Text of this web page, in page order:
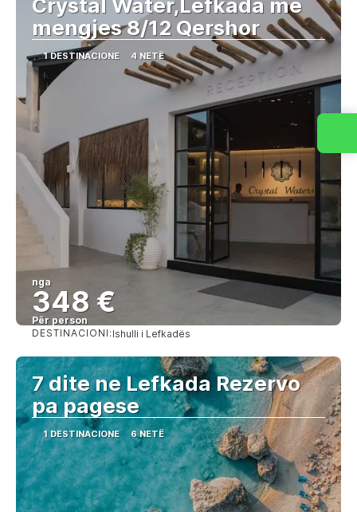
Crystal Water,Lefkada me
mengjes 8/12 Qershor
1 DESTINACIONE 4 NETË
nga
348 €
Për person
Shihni
DESTINACIONI: Ishulli i Lefkadës
7 dite ne Lefkada Rezervo
pa pagese
1 DESTINACIONE 6 NETË